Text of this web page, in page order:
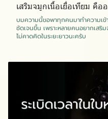
เสริมจมูกเนื้อเยื่อเทียม คือ
บมความนี้ขอพาทุกคนมาทำความเข้
ชัดเจนขึ้น เพราะหลายคนอยากเสริ
ไม่คาดคิดในระยะยาวนะครับ